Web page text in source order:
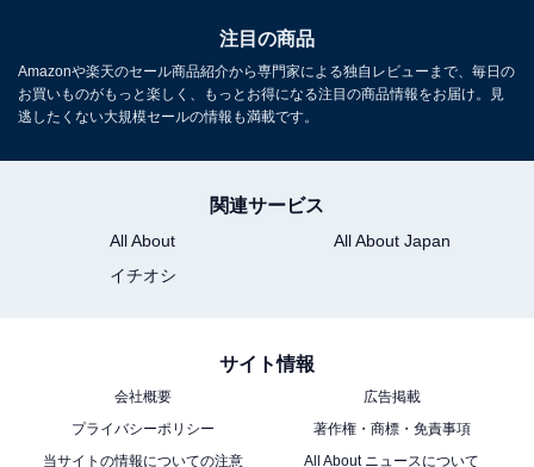
注目の商品
Amazonや楽天のセール商品紹介から専門家による独自レビューまで、毎日の
お買いものがもっと楽しく、もっとお得になる注目の商品情報をお届け。見
逃したくない大規模セールの情報も満載です。
関連サービス
All About
All About Japan
イチオシ
サイト情報
会社概要
広告掲載
プライバシーポリシー
著作権・商標・免責事項
当サイトの情報についての注意
All About ニュースについて